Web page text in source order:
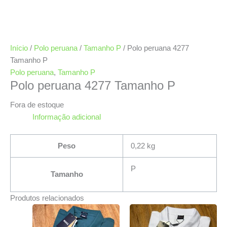
Início / Polo peruana / Tamanho P / Polo peruana 4277
Tamanho P
Polo peruana, Tamanho P
Polo peruana 4277 Tamanho P
Fora de estoque
Informação adicional
Peso 0,22 kg
Tamanho
P
Produtos relacionados